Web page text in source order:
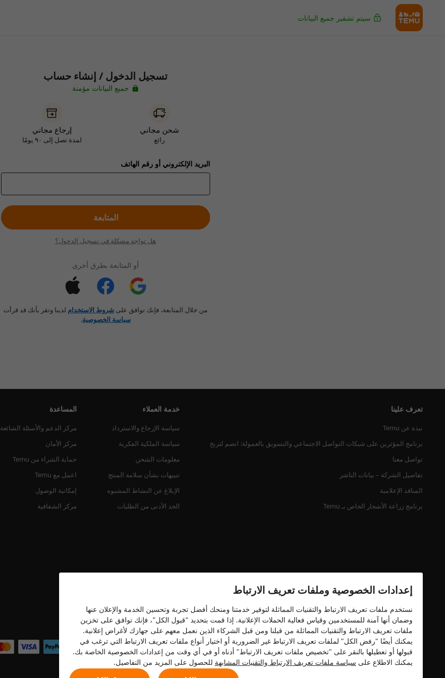
سيتم تشفير جميع البيانات
تسجيل الدخول / إنشاء حساب
جميع البيانات مؤمنة
شحن مجاني
رائع
إرجاع مجاني
لمدة تصل إلى ٩٠ يومًا
البريد الإلكتروني أو رقم الهاتف
المتابعة
هل تواجه مشكلة في تسجيل الدخول؟
أو المتابعة بطرق أخرى
من خلال المتابعة، فإنك توافق على شروط الاستخدام لدينا وتقر بأنك قد قرأت
سياسة الخصوصية.
تعرف علينا
نبذة عن Temu
برنامج المؤثرين على شبكات التواصل الاجتماعي والتسويق بالعمولة: انضم لتربح
تواصل معنا
تفاصيل الشركة – بيانات الناشر
المنافذ الإعلامية
برنامج زراعة الأشجار الخاص بـ Temu
خدمة العملاء
سياسة الإرجاع والاسترداد
سياسة الملكية الفكرية
معلومات الشحن
تنبيهات بشأن سلامة المنتج
الإبلاغ عن النشاط المشبوه
الحد الأدنى من الطلبات
المساعدة
مركز الدعم والأسئلة الشائعة
مركز الأمان
حماية الشراء من Temu
اعمل مع Temu
إمكانية الوصول
مركز الشفافية
شهادة الأمان نحن نقبل
إعدادات الخصوصية وملفات تعريف الارتباط
نستخدم ملفات تعريف الارتباط والتقنيات المماثلة لتوفير خدمتنا ومنحك أفضل تجربة وتحسين الخدمة والإعلان عنها
وضمان أنها آمنة للمستخدمين وقياس فعالية الحملات الإعلانية. إذا قمت بتحديد "قبول الكل"، فإنك توافق على تخزين
ملفات تعريف الارتباط والتقنيات المماثلة من قبلنا ومن قبل الشركاء الذين نعمل معهم على جهازك لأغراض إعلانية.
يمكنك أيضًا "رفض الكل" لملفات تعريف الارتباط غير الضرورية أو اختيار أنواع ملفات تعريف الارتباط التي ترغب في
قبولها أو تعطيلها بالنقر على "تخصيص ملفات تعريف الارتباط" أدناه أو في أي وقت من إعدادات الخصوصية الخاصة بك.
يمكنك الاطلاع على سياسة ملفات تعريف الارتباط والتقنيات المشابهة للحصول على المزيد من التفاصيل.